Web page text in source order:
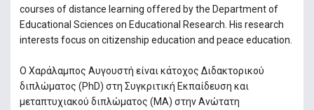
courses of distance learning offered by the Department of
Educational Sciences on Educational Research. His research
interests focus on citizenship education and peace education.
Ο Χαράλαμπος Αυγουστή είναι κάτοχος Διδακτορικού
διπλώματος (PhD) στη Συγκριτική Εκπαίδευση και
μεταπτυχιακού διπλώματος (ΜΑ) στην Ανώτατη